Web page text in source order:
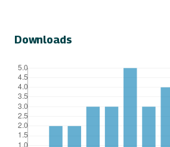
Downloads